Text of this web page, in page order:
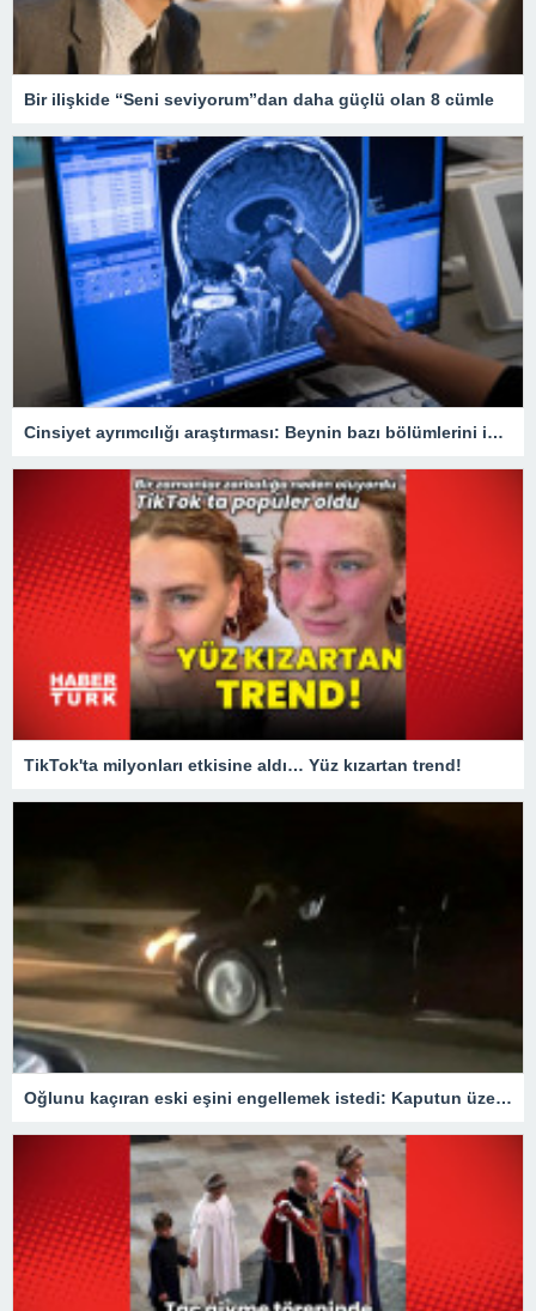
Bir ilişkide “Seni seviyorum”dan daha güçlü olan 8 cümle
Cinsiyet ayrımcılığı araştırması: Beynin bazı bölümlerini inceltebiliyor
TikTok'ta milyonları etkisine aldı… Yüz kızartan trend!
Oğlunu kaçıran eski eşini engellemek istedi: Kaputun üzerinde 40 km gitti